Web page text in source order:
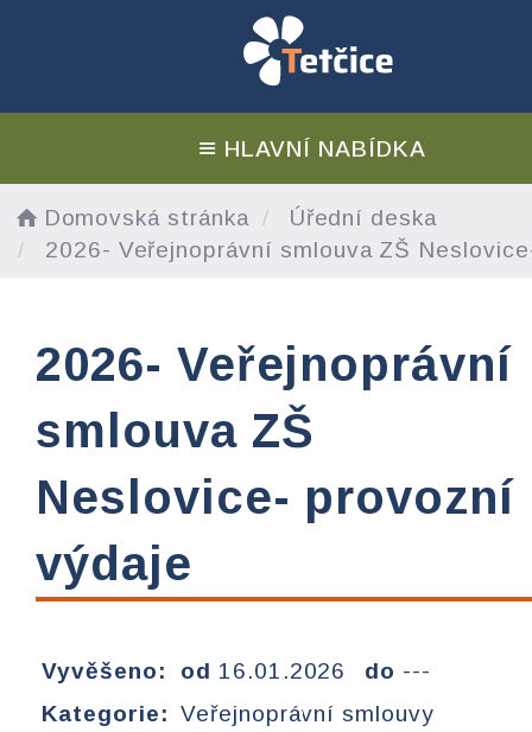
HLAVNÍ NABÍDKA
Domovská stránka
Úřední deska
2026- Veřejnoprávní smlouva ZŠ
2026- Veřejnoprávní
smlouva ZŠ
Neslovice- provozní
výdaje
Vyvěšeno: od 16.01.2026 do ---
Kategorie: Veřejnoprávní smlouvy